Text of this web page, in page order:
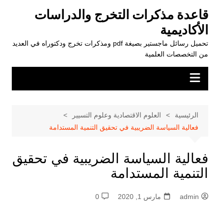
المحتوى
قاعدة مذكرات التخرج والدراسات
الأكاديمية
تحميل رسائل ماجستير بصيغة pdf ومذكرات تخرج ودكتوراه في العديد
من التخصصات العلمية
الرئيسية
العلوم الاقتصادية وعلوم التسيير
فعالية السياسة الضريبية في تحقيق التنمية المستدامة
فعالية السياسة الضريبية في تحقيق
التنمية المستدامة
admin مارس 1, 2020
0